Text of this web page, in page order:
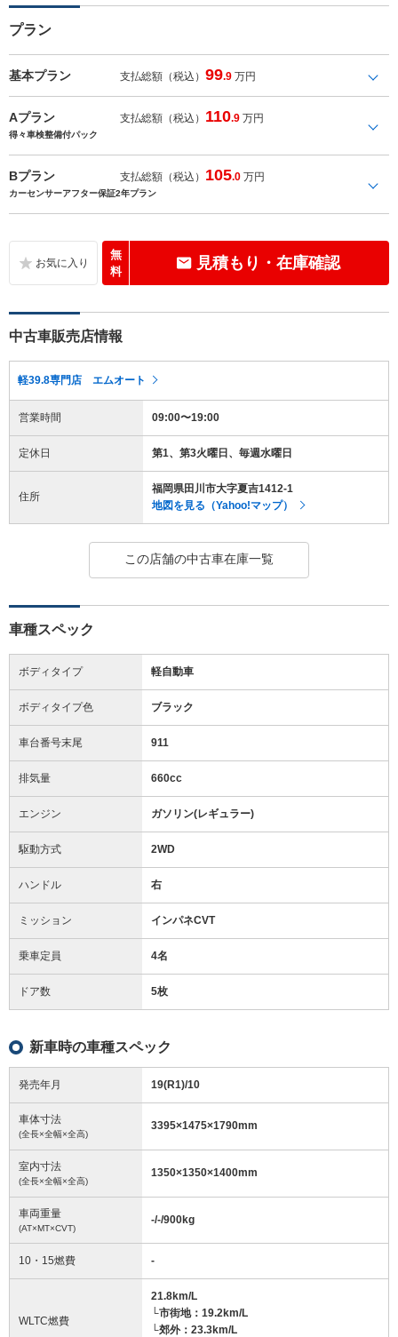
プラン
基本プラン 支払総額（税込）99.9 万円
Aプラン 支払総額（税込） 110.9 万円
得々車検整備付パック
Bプラン 支払総額（税込） 105.0 万円
カーセンサーアフター保証2年プラン
無
料
見積もり・在庫確認
中古車販売店情報
軽39.8専門店 エムオート
営業時間 09:00〜19:00
定休日 第1、第3火曜日、毎週水曜日
住所
福岡県田川市大字夏吉1412-1
地図を見る（Yahoo!マップ）
この店舗の中古車在庫一覧
車種スペック
ボディタイプ 軽自動車
ボディタイプ色 ブラック
車台番号末尾 911
排気量 660cc
エンジン ガソリン(レギュラー)
駆動方式 2WD
ハンドル 右
ミッション インパネCVT
乗車定員 4名
ドア数 5枚
新車時の車種スペック
発売年月 19(R1)/10
車体寸法
(全長×全幅×全高)
3395×1475×1790mm
室内寸法
(全長×全幅×全高)
1350×1350×1400mm
車両重量
(AT×MT×CVT)
-/-/900kg
10・15燃費 -
WLTC燃費
21.8km/L
└市街地：19.2km/L
└郊外：23.3km/L